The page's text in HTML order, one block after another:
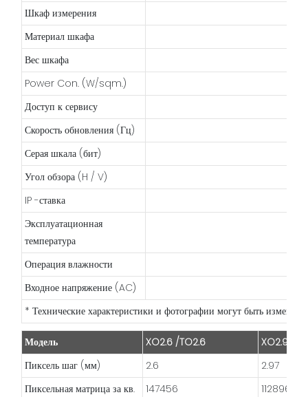
Шкаф измерения
Материал шкафа
Вес шкафа
Power Con. (W/sqm.)
Доступ к сервису
Скорость обновления (Гц)
Серая шкала (бит)
Угол обзора (H / V)
IP -ставка
Эксплуатационная
температура
Операция влажности
Входное напряжение (AC)
* Технические характеристики и фотографии могут быть
Модель XO2.6 /TO2.6
XO2.9 /
Пиксель шаг (мм)
2.6
2.97
Пиксельная матрица за кв.
147456
112896